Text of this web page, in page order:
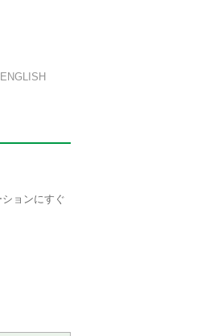
ENGLISH
ョンにすぐ